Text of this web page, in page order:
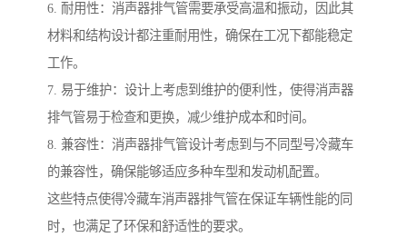
6. 耐用性：消声器排气管需要承受高温和振动，因此其
材料和结构设计都注重耐用性，确保在工况下都能稳定
工作。
7. 易于维护：设计上考虑到维护的便利性，使得消声器
排气管易于检查和更换，减少维护成本和时间。
8. 兼容性：消声器排气管设计考虑到与不同型号冷藏车
的兼容性，确保能够适应多种车型和发动机配置。
这些特点使得冷藏车消声器排气管在保证车辆性能的同
时，也满足了环保和舒适性的要求。